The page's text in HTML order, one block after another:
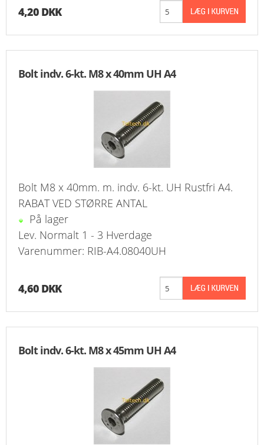
4,20 DKK
Bolt indv. 6-kt. M8 x 40mm UH A4
Bolt M8 x 40mm. m. indv. 6-kt. UH Rustfri A4.
RABAT VED STØRRE ANTAL
På lager
Lev. Normalt 1 - 3 Hverdage
Varenummer: RIB-A4.08040UH
4,60 DKK
Bolt indv. 6-kt. M8 x 45mm UH A4